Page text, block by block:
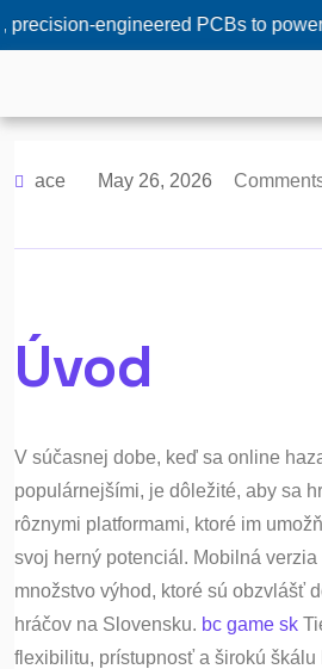
engineered PCBs to power your
ace May 26, 2026
Úvod
V súčasnej dobe, keď sa online
populárnejšími, je dôležité, aby sa
rôznymi platformami, ktoré im
svoj herný potenciál. Mobilná
množstvo výhod, ktoré sú obzvlášť
hráčov na Slovensku. bc game sk
flexibilitu, prístupnosť a širokú škálu